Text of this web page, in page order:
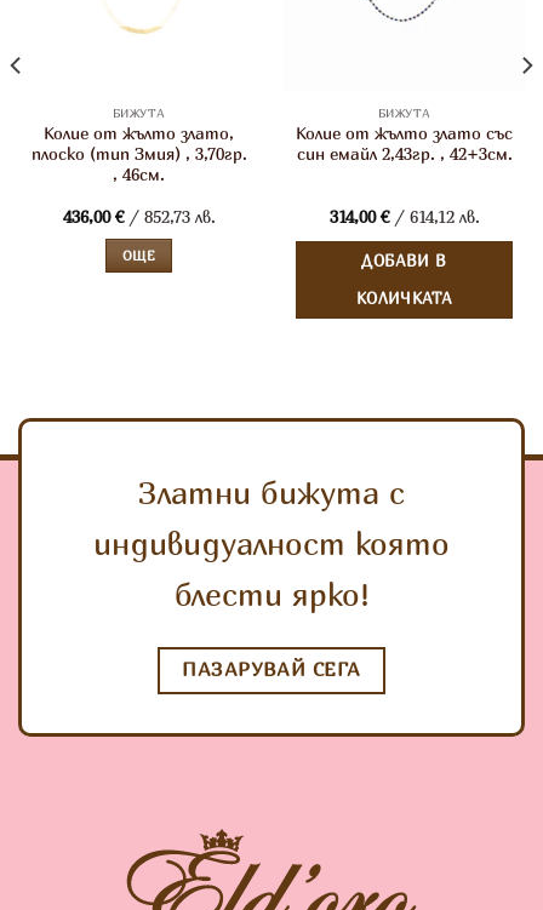
БИЖУТА
Колие от жълто злато,
плоско (тип Змия) , 3,70гр.
, 46см.
436,00€/ 852,73 лв.
ОЩЕ
БИЖУТА
Колие от жълто злато със
син емайл 2,43гр. , 42+3см.
314,00€/ 614,12 лв.
ДОБАВИ В
КОЛИЧКАТА
Златни бижута с
индивидуалност която
блести ярко!
ПАЗАРУВАЙ СЕГА